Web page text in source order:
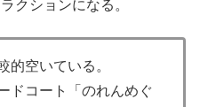
クションになる。
的空いている。
ドコート「のれんめぐ